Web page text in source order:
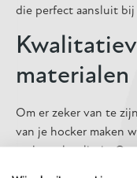
die perfect aansluit
materialen
Om er zeker van te
van je hocker maken
en hoge kwaliteit.
stoffen in